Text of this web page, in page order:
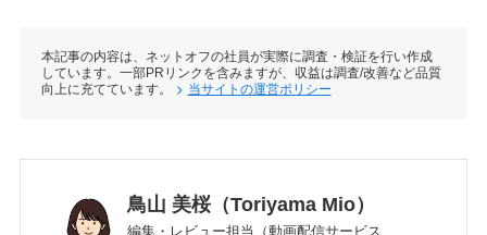
本記事の内容は、ネットオフの社員が実際に調査・検証を行い作成
しています。一部PRリンクを含みますが、収益は調査/改善など品質
向上に充てています。
当サイトの運営ポリシー
鳥山 美桜（Toriyama Mio）
編集・レビュー担当（動画配信サービス